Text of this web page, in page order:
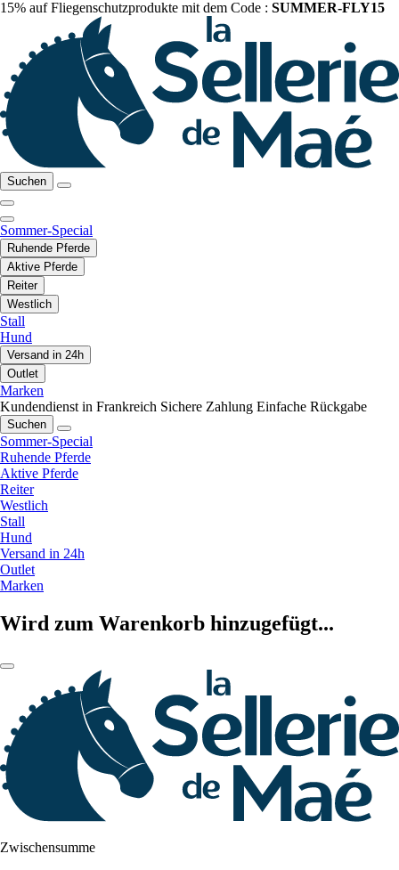
15% auf Fliegenschutzprodukte mit dem Code : SUMMER-FLY15
Suchen
Sommer-Special
Ruhende Pferde
Aktive Pferde
Reiter
Westlich
Stall
Hund
Versand in 24h
Outlet
Marken
Kundendienst in Frankreich Sichere Zahlung Einfache Rückgabe
Suchen
Sommer-Special
Ruhende Pferde
Aktive Pferde
Reiter
Westlich
Stall
Hund
Versand in 24h
Outlet
Marken
Wird zum Warenkorb hinzugefügt...
Zwischensumme